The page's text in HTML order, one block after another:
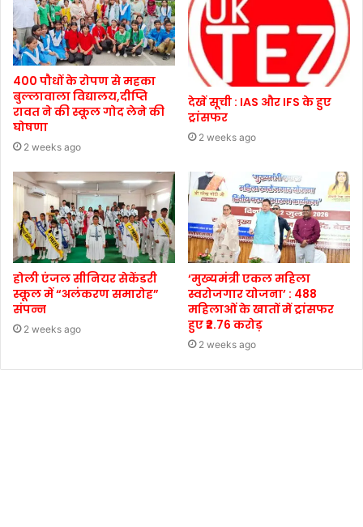
400 पौधों के रोपण से महका
बुल्लावाला विद्यालय,दीप्ति
रावत ने की स्कूल गोद लेने की
घोषणा
2 weeks ago
देखें सूची : IAS और IFS के हुए
ट्रांसफर
2 weeks ago
होली एंजल सीनियर सेकेंडरी
स्कूल में “अलंकरण समारोह”
संपन्न
2 weeks ago
‘मुख्यमंत्री एकल महिला
स्वरोजगार योजना’ : 488
महिलाओं के खातों में ट्रांसफर
हुए ₹2.76 करोड़
2 weeks ago